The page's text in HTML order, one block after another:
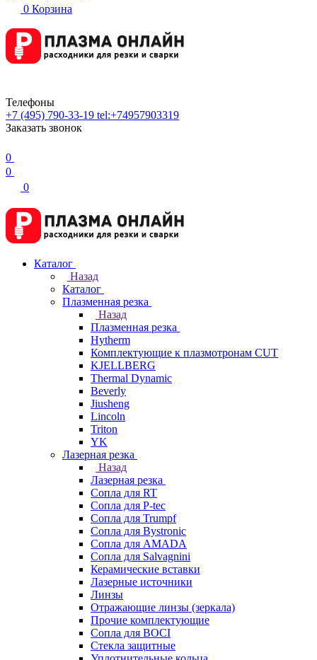
0 Корзина
Телефоны
+7 (495) 790-33-19 tel:+74957903319
Заказать звонок
0
0
0
Каталог
Назад
Каталог
Плазменная резка
Назад
Плазменная резка
Hytherm
Комплектующие к плазмотронам CUT
KJELLBERG
Thermal Dynamic
Beverly
Jiusheng
Lincoln
Triton
YK
Лазерная резка
Назад
Лазерная резка
Сопла для RT
Сопла для P-tec
Сопла для Trumpf
Сопла для Bystronic
Сопла для AMADA
Сопла для Salvagnini
Керамические вставки
Лазерные источники
Линзы
Отражающие линзы (зеркала)
Прочие комплектующие
Сопла для BOCI
Стекла защитные